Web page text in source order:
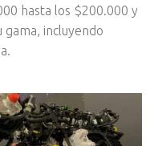
hasta los $200.000 y
gama, incluyendo